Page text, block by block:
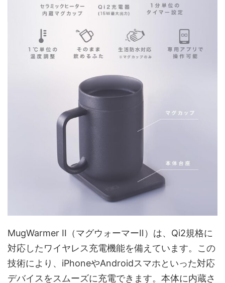
MugWarmer II（マグウォーマーⅡ）は、Qi2規格に
対応したワイヤレス充電機能を備えています。この
技術により、iPhoneやAndroidスマホといった対応
デバイスをスムーズに充電できます。本体に内蔵さ